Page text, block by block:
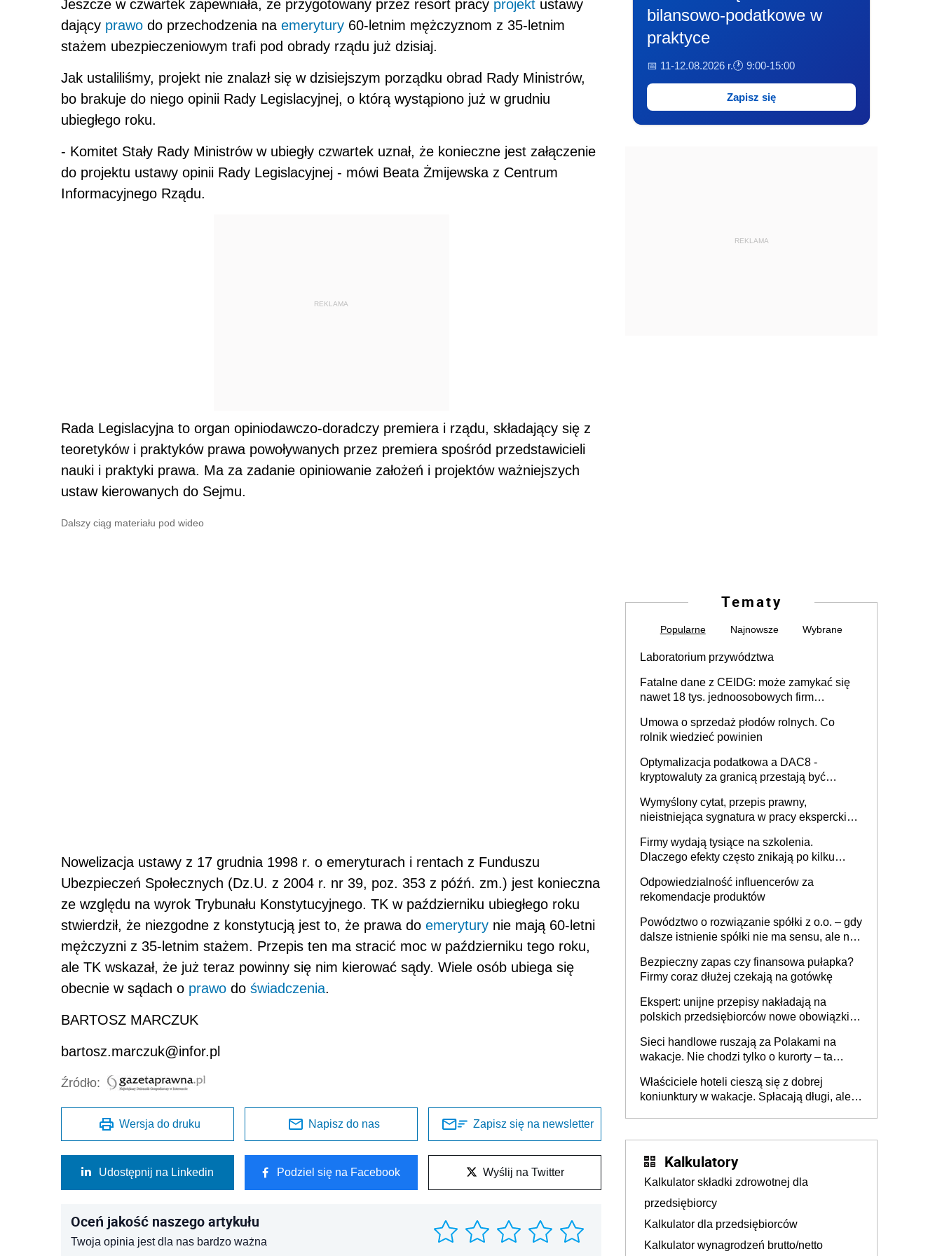
Jeszcze w czwartek zapewniała, że przygotowany przez resort pracy projekt ustawy
dający prawo do przechodzenia na emerytury 60-letnim mężczyznom z 35-letnim
stażem ubezpieczeniowym trafi pod obrady rządu już dzisiaj.
Jak ustaliliśmy, projekt nie znalazł się w dzisiejszym porządku obrad Rady Ministrów,
bo brakuje do niego opinii Rady Legislacyjnej, o którą wystąpiono już w grudniu
ubiegłego roku.
- Komitet Stały Rady Ministrów w ubiegły czwartek uznał, że konieczne jest załączenie
do projektu ustawy opinii Rady Legislacyjnej - mówi Beata Żmijewska z Centrum
Informacyjnego Rządu.
REKLAMA
Rada Legislacyjna to organ opiniodawczo-doradczy premiera i rządu, składający się z
teoretyków i praktyków prawa powoływanych przez premiera spośród przedstawicieli
nauki i praktyki prawa. Ma za zadanie opiniowanie założeń i projektów ważniejszych
ustaw kierowanych do Sejmu.
Dalszy ciąg materiału pod wideo
Nowelizacja ustawy z 17 grudnia 1998 r. o emeryturach i rentach z Funduszu
Ubezpieczeń Społecznych (Dz.U. z 2004 r. nr 39, poz. 353 z późń. zm.) jest konieczna
ze względu na wyrok Trybunału Konstytucyjnego. TK w październiku ubiegłego roku
stwierdził, że niezgodne z konstytucją jest to, że prawa do emerytury nie mają 60-letni
mężczyzni z 35-letnim stażem. Przepis ten ma stracić moc w październiku tego roku,
ale TK wskazał, że już teraz powinny się nim kierować sądy. Wiele osób ubiega się
obecnie w sądach o prawo do świadczenia.
BARTOSZ MARCZUK
bartosz.marczuk@infor.pl
Źródło:
Wersja do druku Napisz do nas Zapisz się na newsletter
Udostępnij na Linkedin Podziel się na Facebook Wyślij na Twitter
Oceń jakość naszego artykułu
Twoja opinia jest dla nas bardzo ważna
bilansowo-podatkowe w
praktyce
📅 11-12.08.2026 r.🕐 9:00-15:00
Zapisz się
REKLAMA
Tematy
Popularne Najnowsze Wybrane
Laboratorium przywództwa
Fatalne dane z CEIDG: może zamykać się
nawet 18 tys. jednoosobowych firm
Umowa o sprzedaż płodów rolnych. Co
rolnik wiedzieć powinien
Optymalizacja podatkowa a DAC8 -
kryptowaluty za granicą przestają być
Wymyślony cytat, przepis prawny,
nieistniejąca sygnatura w pracy eksperckiej -
firmie
Firmy wydają tysiące na szkolenia.
Dlaczego efekty często znikają po kilku
Odpowiedzialność influencerów za
rekomendacje produktów
Powództwo o rozwiązanie spółki z o.o. – gdy
dalsze istnienie spółki nie ma sensu, ale nie
Bezpieczny zapas czy finansowa pułapka?
Firmy coraz dłużej czekają na gotówkę
Ekspert: unijne przepisy nakładają na
polskich przedsiębiorców nowe obowiązki w
Sieci handlowe ruszają za Polakami na
wakacje. Nie chodzi tylko o kurorty – ta
tam, gdzie wielu spędzi urlop po cichu
Właściciele hoteli cieszą się z dobrej
koniunktury w wakacje. Spłacają długi, ale
Kalkulatory
Kalkulator składki zdrowotnej dla
przedsiębiorcy
Kalkulator dla przedsiębiorców
Kalkulator wynagrodzeń brutto/netto